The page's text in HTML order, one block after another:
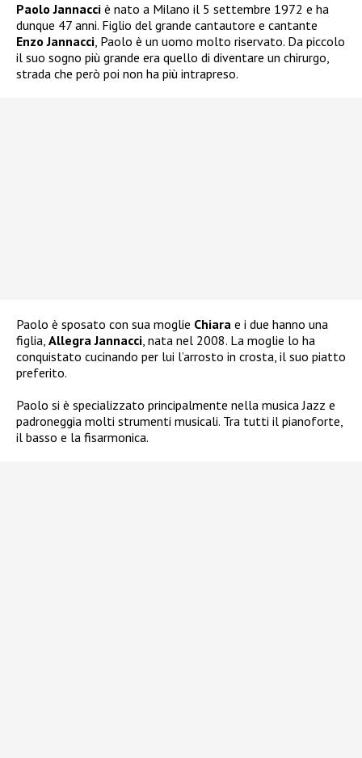
Paolo Jannacci è nato a Milano il 5 settembre 1972 e ha
dunque 47 anni. Figlio del grande cantautore e cantante
Enzo Jannacci, Paolo è un uomo molto riservato. Da piccolo
il suo sogno più grande era quello di diventare un chirurgo,
strada che però poi non ha più intrapreso.
Paolo è sposato con sua moglie Chiara e i due hanno una
figlia, Allegra Jannacci, nata nel 2008. La moglie lo ha
conquistato cucinando per lui l’arrosto in crosta, il suo piatto
preferito.
Paolo si è specializzato principalmente nella musica Jazz e
padroneggia molti strumenti musicali. Tra tutti il pianoforte,
il basso e la fisarmonica.